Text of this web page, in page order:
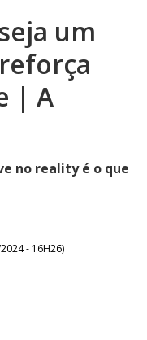
um
| A
no reality é o que
- 16H26)